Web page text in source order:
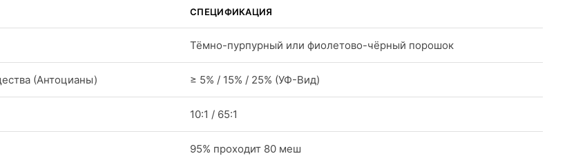
СПЕЦИФИКАЦИЯ
Тёмно-пурпурный или фиолетово-чёрный порошок
(Антоцианы) ≥ 5% / 15% / 25% (УФ-Вид)
10:1 / 65:1
95% проходит 80 меш